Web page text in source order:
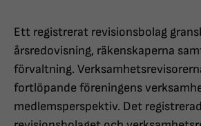
Ett registrerat revisionsbolag
årsredovisning, räkenskaperna
förvaltning.
fortlöpande föreningens
medlemsperspektiv. Det